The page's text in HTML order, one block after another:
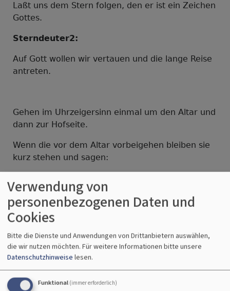
Laßt uns dem Stern folgen, den er ist ein Zeichen
Gottes.
Sterndeuter2:
Auf Gott wollen wir vertauen und die lange Reise
antreten.
Gehen im Uhrzeigersinn einmal um den Altar und
dann zur Hofseite.
Wenn die vor dem Altar vorbeigehen bleiben sie
kurz stehen und sagen:
Sterndeuter1:
40 Tage folgen wir schon dem Stern.
Sterndeuter2:
Hoffentlich sind wir bald am Ziel.
Sterndeuter3:
Verwendung von
personenbezogenen Daten und
Cookies
Bitte die Dienste und Anwendungen von Drittanbietern auswählen,
die wir nutzen möchten. Für weitere Informationen bitte unsere
Datenschutzhinweise lesen.
Funktional (immer erforderlich)